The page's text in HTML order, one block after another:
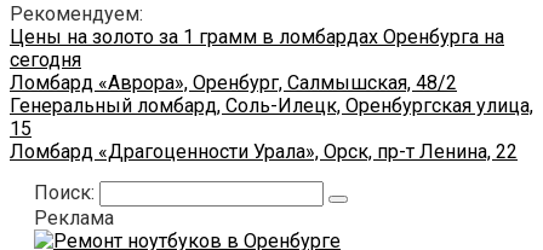
Рекомендуем:
Цены на золото за 1 грамм в ломбардах Оренбурга на
сегодня
Ломбард «Аврора», Оренбург, Салмышская, 48/2
Генеральный ломбард, Соль-Илецк, Оренбургская улица,
15
Ломбард «Драгоценности Урала», Орск, пр-т Ленина, 22
Поиск:
Реклама